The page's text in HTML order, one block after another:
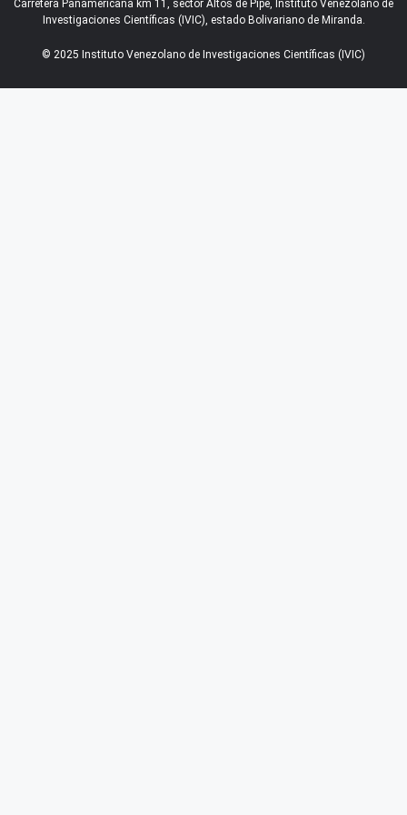
Carretera Panamericana km 11, sector Altos de Pipe, Instituto Venezolano de
Investigaciones Científicas (IVIC), estado Bolivariano de Miranda.
© 2025 Instituto Venezolano de Investigaciones Científicas (IVIC)